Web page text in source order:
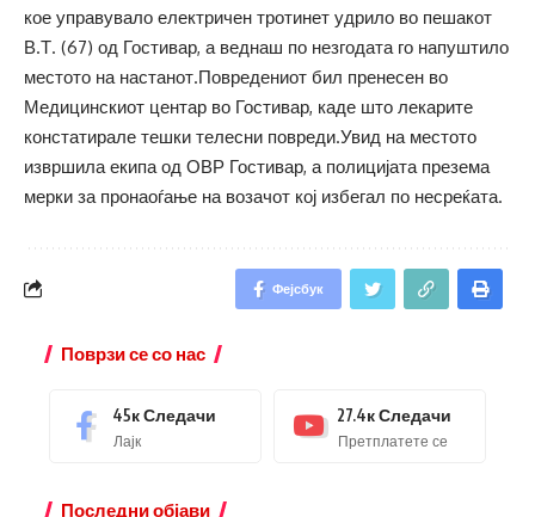
кое управувало електричен тротинет удрило во пешакот
В.Т. (67) од Гостивар, а веднаш по незгодата го напуштило
местото на настанот.Повредениот бил пренесен во
Медицинскиот центар во Гостивар, каде што лекарите
констатирале тешки телесни повреди.Увид на местото
извршила екипа од ОВР Гостивар, а полицијата презема
мерки за пронаоѓање на возачот кој избегал по несреќата.
Фејсбук
Поврзи се со нас
45кСледачи
Лајк
27.4кСледачи
Претплатете се
Последни објави